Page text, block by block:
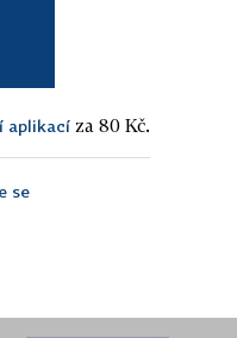
aplikací za 80 Kč.
se